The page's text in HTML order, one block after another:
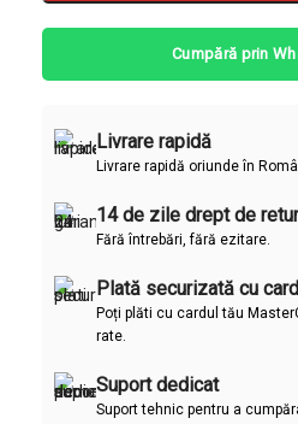
Cumpără prin
Livrare rapidă
Livrare rapidă oriunde în
14 de zile drept de retur
Fără întrebări, fără ezitare.
Plată securizată cu
Poți plăti cu cardul tău
rate.
Suport dedicat
Suport tehnic pentru a